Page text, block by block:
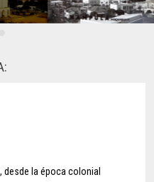
desde la época colonial